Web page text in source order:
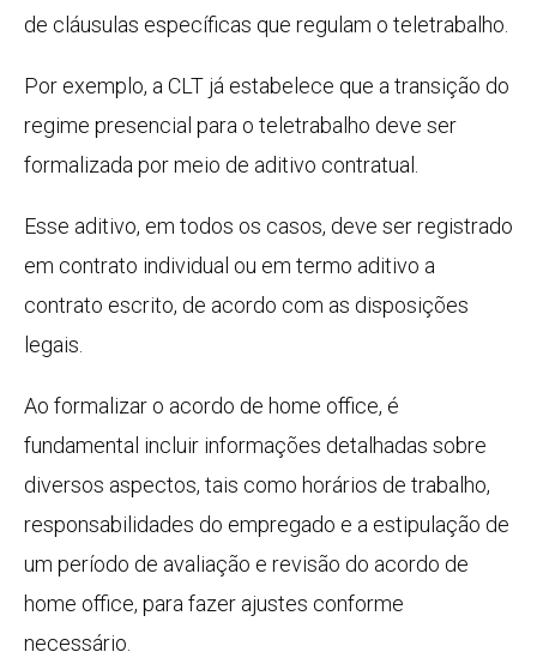
de cláusulas específicas que regulam o teletrabalho.
Por exemplo, a CLT já estabelece que a transição do
regime presencial para o teletrabalho deve ser
formalizada por meio de aditivo contratual.
Esse aditivo, em todos os casos, deve ser registrado
em contrato individual ou em termo aditivo a
contrato escrito, de acordo com as disposições
legais.
Ao formalizar o acordo de home office, é
fundamental incluir informações detalhadas sobre
diversos aspectos, tais como horários de trabalho,
responsabilidades do empregado e a estipulação de
um período de avaliação e revisão do acordo de
home office, para fazer ajustes conforme
necessário.